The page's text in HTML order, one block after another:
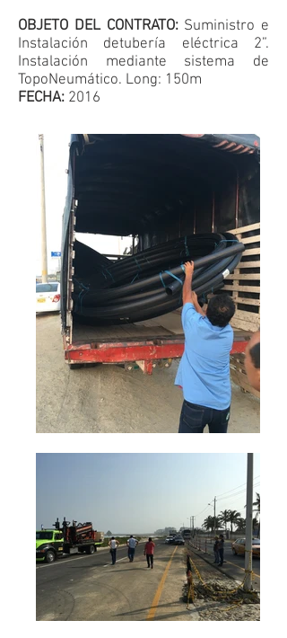
OBJETO DEL CONTRATO: Suministro e
Instalación detubería eléctrica 2”.
Instalación mediante sistema de
TopoNeumático. Long: 150m
FECHA: 2016